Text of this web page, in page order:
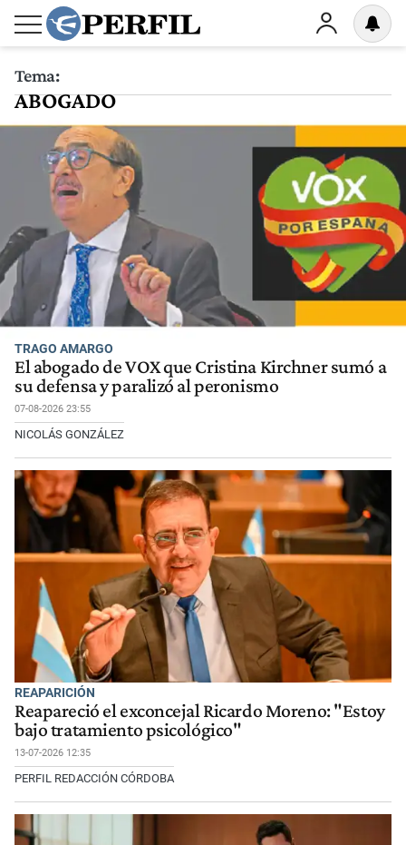
Tema:
ABOGADO
TRAGO AMARGO
El abogado de VOX que Cristina Kirchner sumó a
su defensa y paralizó al peronismo
07-08-2026 23:55
NICOLÁS GONZÁLEZ
REAPARICIÓN
Reapareció el exconcejal Ricardo Moreno: "Estoy
bajo tratamiento psicológico"
13-07-2026 12:35
PERFIL REDACCIÓN CÓRDOBA